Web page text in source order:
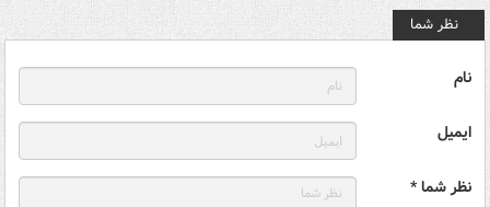
نظر شما
نام
ایمیل
نظر شما *